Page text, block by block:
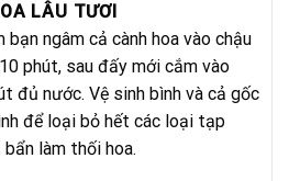
LÂU TƯƠI
ngâm cả cành hoa vào chậu
phút, sau đấy mới cắm vào
đủ nước. Vệ sinh bình và cả gốc
để loại bỏ hết các loại tạp
làm thối hoa.